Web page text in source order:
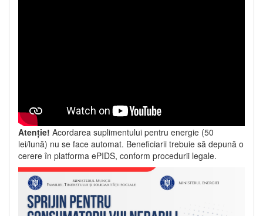
Atenție! Acordarea suplimentului pentru energie (50
lei/lună) nu se face automat. Beneficiarii trebuie să depună o
cerere în platforma ePIDS, conform procedurii legale.